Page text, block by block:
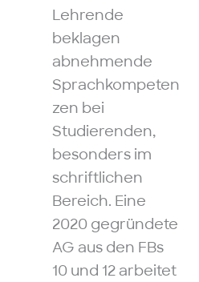
Lehrende
beklagen
abnehmende
Sprachkompeten
zen bei
Studierenden,
besonders im
schriftlichen
Bereich. Eine
2020 gegründete
AG aus den FBs
10 und 12 arbeitet